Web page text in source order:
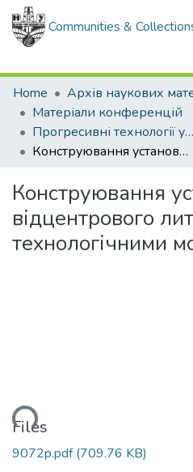
Communities &
Home
Матеріали конференцій
Прогресивні технології у машинобудуванні РТМЕ-2019
Конструювання установки відцентрового литва з широкими технологічними можливостями
Конструювання
відцентрового
технологічними
Files
9072p.pdf(709.76 KB)